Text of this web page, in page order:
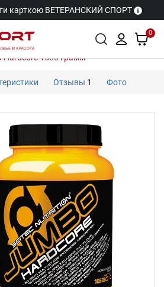
карткою ВЕТЕРАНСКИЙ СПОРТ
0
Hardcore 1530 грамм
Отзывы 1 Фото